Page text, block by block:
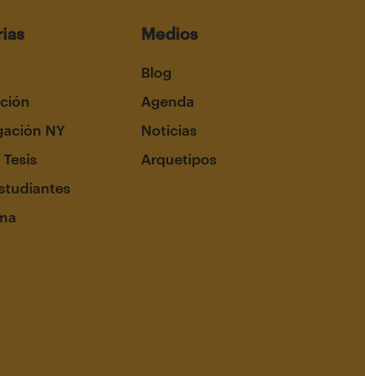
NY
Medios
Blog
Agenda
Noticias
Arquetipos